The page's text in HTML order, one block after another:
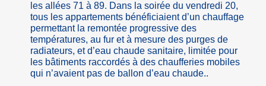
les allées 71 à 89. Dans la soirée du vendredi 20,
tous les appartements bénéficiaient d’un chauffage
permettant la remontée progressive des
températures, au fur et à mesure des purges de
radiateurs, et d’eau chaude sanitaire, limitée pour
les bâtiments raccordés à des chaufferies mobiles
qui n’avaient pas de ballon d’eau chaude..